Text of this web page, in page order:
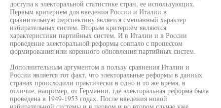
доступа к электоральной статистике стран, ее использующих.
Первым критерием для введения России и Италии в
сравнительную перспективу является смешанный характер
избирательных систем. Вторым критерием являются
характеристики партийных систем. И в Италии и в России
проведение электоральной реформы совпало с процессом
формирования или коренного обновления партийных систем.
Дополнительным аргументом в пользу сравнения Италии и
России является тот факт, что электоральные реформы в данных
странах происходили практически в одно и то же время, в
отличие, например, от Германии, где электоральная реформа была
проведена в 1949-1953 годах. После введения новой